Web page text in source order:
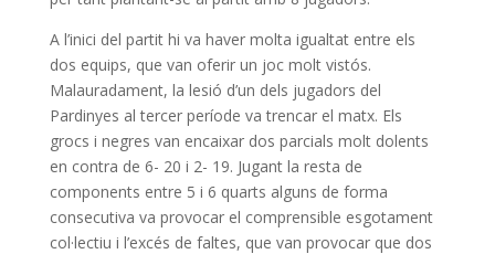
A l’inici del partit hi va haver molta igualtat entre els
dos equips, que van oferir un joc molt vistós.
Malauradament, la lesió d’un dels jugadors del
Pardinyes al tercer període va trencar el matx. Els
grocs i negres van encaixar dos parcials molt dolents
en contra de 6- 20 i 2- 19. Jugant la resta de
components entre 5 i 6 quarts alguns de forma
consecutiva va provocar el comprensible esgotament
col·lectiu i l’excés de faltes, que van provocar que dos